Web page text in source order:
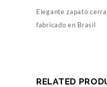
Elegante zapato
fabricado en Brasil
RELATED